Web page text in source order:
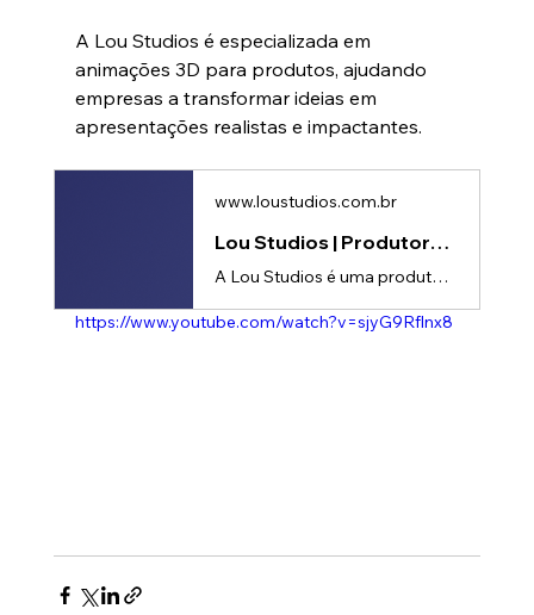
A Lou Studios é especializada em
animações 3D para produtos, ajudando
empresas a transformar ideias em
apresentações realistas e impactantes.
www.loustudios.com.br
Lou Studios | Produtora de vídeos
A Lou Studios é uma produtora de vídeos, especializada em motion design, animação 2D e 3D. Temos o vídeo certo para suas redes sociais!
https://www.youtube.com/watch?v=sjyG9Rflnx8